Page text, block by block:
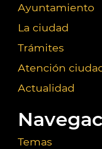
Ayuntamiento
La ciudad
Trámites
Atención
Actualidad
Temas